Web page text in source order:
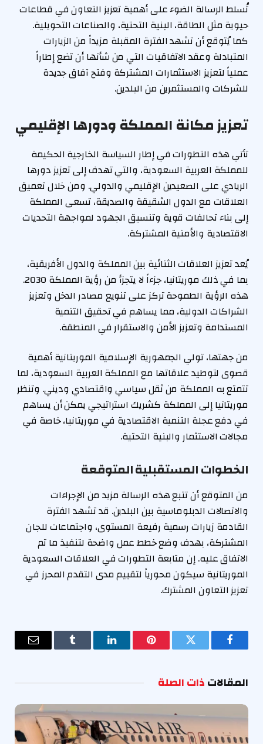
تُسلط الرسالة الضوء على أهمية تعزيز التعاون في قطاعات
حيوية مثل الطاقة، البنية التحتية، والصناعات التحويلية.
كما يُتوقع أن تشهد الفترة المقبلة مزيداً من الزيارات
المتبادلة وعقد الاتفاقيات التي من شأنها أن تضع إطاراً
عملياً لتعزيز الاستثمارات المشتركة وفتح آفاق جديدة
للشركات والمستثمرين من البلدين.
تعزيز مكانة المملكة ودورها الإقليمي
تأتي هذه التطورات في إطار السياسة الخارجية الحكيمة
للمملكة العربية السعودية، والتي تهدف إلى تعزيز دورها
الريادي على الصعيدين الإقليمي والدولي. ومن خلال تعميق
العلاقات مع الدول الشقيقة والصديقة، تسعى المملكة
إلى بناء تحالفات قوية وتنسيق الجهود لمواجهة التحديات
الاقتصادية والأمنية المشتركة.
يُعد تعزيز العلاقات الثنائية بين المملكة والدول الأفريقية،
بما في ذلك موريتانيا، جزءاً لا يتجزأ من رؤية المملكة 2030.
هذه الرؤية الطموحة تركز على تنويع مصادر الدخل وتعزيز
الشراكات الدولية، مما يساهم في تحقيق التنمية
المستدامة وتعزيز الأمن والاستقرار في المنطقة.
من جهتها، تولي الجمهورية الإسلامية الموريتانية أهمية
قصوى لتوطيد علاقاتها مع المملكة العربية السعودية، لما
تتمتع به المملكة من ثقل سياسي واقتصادي وديني. وتنظر
موريتانيا إلى المملكة كشريك استراتيجي يمكن أن يساهم
في دفع عجلة التنمية الاقتصادية في موريتانيا، خاصة في
مجالات الاستثمار والبنية التحتية.
الخطوات المستقبلية المتوقعة
من المتوقع أن تتبع هذه الرسالة مزيد من الإجراءات
والاتصالات الدبلوماسية بين البلدين. قد تشهد الفترة
القادمة زيارات رسمية رفيعة المستوى، واجتماعات للجان
المشتركة، بهدف وضع خطط عمل واضحة لتنفيذ ما تم
الاتفاق عليه. إن متابعة التطورات في العلاقات السعودية
الموريتانية سيكون محورياً لتقييم مدى التقدم المحرز في
تعزيز التعاون المشترك.
فيسبوك تويتر بينتيريستلينكدإن Tumblr
البريد
المقالاتذات الصلة